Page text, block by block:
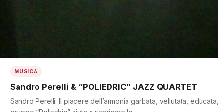
MUSICA
Sandro Perelli & “POLIEDRIC” JAZZ QUARTET
Sandro Perelli. Il piacere dell’armonia garbata, vellutata,